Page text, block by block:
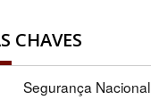
CHAVES
Segurança Nacional